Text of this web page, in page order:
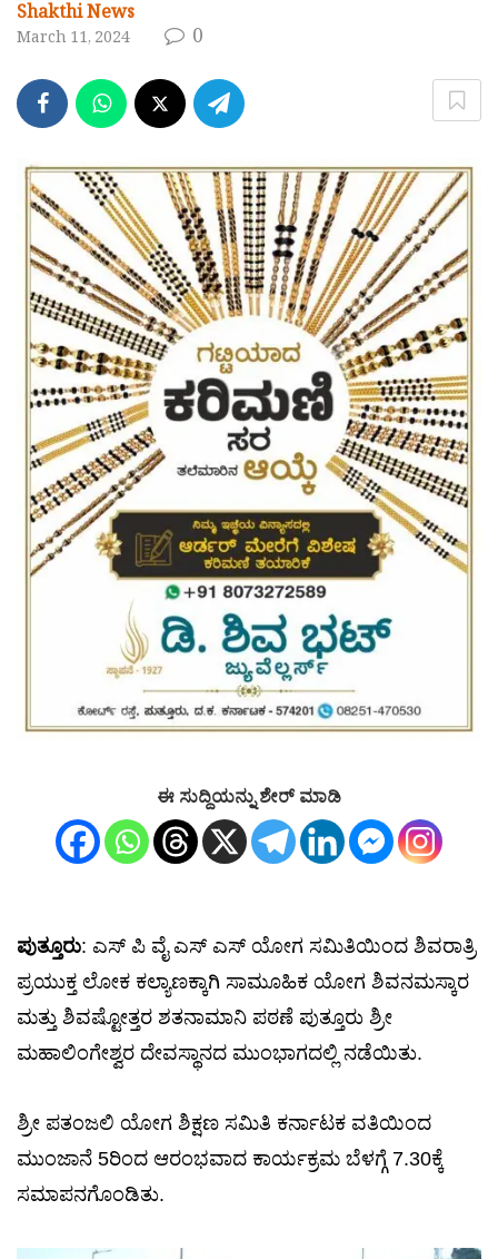
Shakthi News
March 11, 2024 0
ಈ ಸುದ್ದಿಯನ್ನು ಶೇರ್ ಮಾಡಿ
ಪುತ್ತೂರು: ಎಸ್ ಪಿ ವೈ ಎಸ್ ಎಸ್ ಯೋಗ ಸಮಿತಿಯಿಂದ ಶಿವರಾತ್ರಿ
ಪ್ರಯುಕ್ತ ಲೋಕ ಕಲ್ಯಾಣಕ್ಕಾಗಿ ಸಾಮೂಹಿಕ ಯೋಗ ಶಿವನಮಸ್ಕಾರ
ಮತ್ತು ಶಿವಷ್ಟೋತ್ತರ ಶತನಾಮಾನಿ ಪಠಣೆ ಪುತ್ತೂರು ಶ್ರೀ
ಮಹಾಲಿಂಗೇಶ್ವರ ದೇವಸ್ಥಾನದ ಮುಂಭಾಗದಲ್ಲಿ ನಡೆಯಿತು.
ಶ್ರೀ ಪತಂಜಲಿ ಯೋಗ ಶಿಕ್ಷಣ ಸಮಿತಿ ಕರ್ನಾಟಕ ವತಿಯಿಂದ
ಮುಂಜಾನೆ 5ರಿಂದ ಆರಂಭವಾದ ಕಾರ್ಯಕ್ರಮ ಬೆಳಗ್ಗೆ 7.30ಕ್ಕೆ
ಸಮಾಪನಗೊಂಡಿತು.